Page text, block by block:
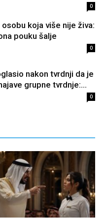
0
koja više nije živa:
pouku šalje
0
nakon tvrdnji da je
grupne tvrdnje:...
0